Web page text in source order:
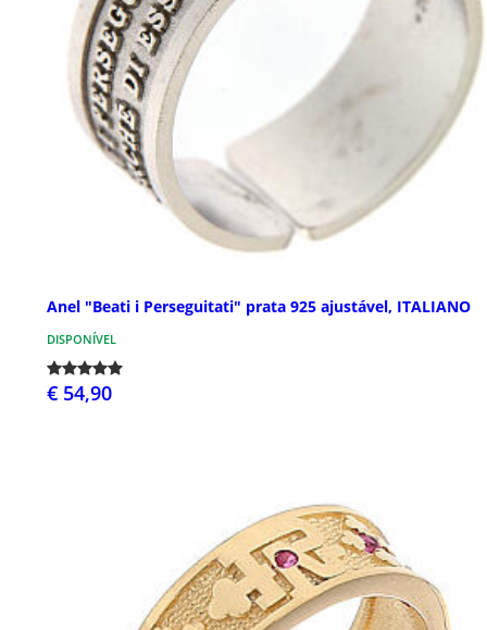
Anel "Beati i Perseguitati" prata 925 ajustável, ITALIANO
DISPONÍVEL
€ 54,90